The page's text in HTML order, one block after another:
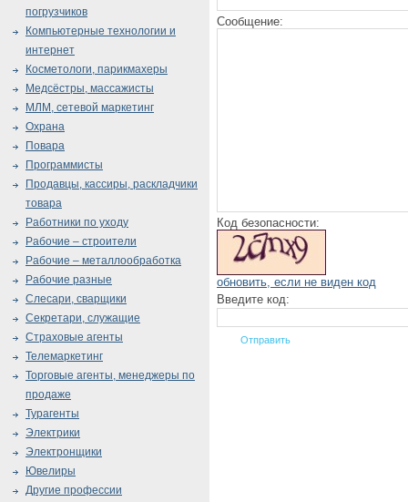
Сообщение:
Код безопасности:
обновить, если не виден код
Введите код:
погрузчиков
Компьютерные технологии и
интернет
Косметологи, парикмахеры
Медсёстры, массажисты
МЛМ, сетевой маркетинг
Охрана
Повара
Программисты
Продавцы, кассиры, раскладчики
товара
Работники по уходу
Рабочие – строители
Рабочие – металлообработка
Рабочие разные
Слесари, сварщики
Секретари, служащие
Страховые агенты
Телемаркетинг
Торговые агенты, менеджеры по
продаже
Турагенты
Электрики
Электронщики
Ювелиры
Другие профессии